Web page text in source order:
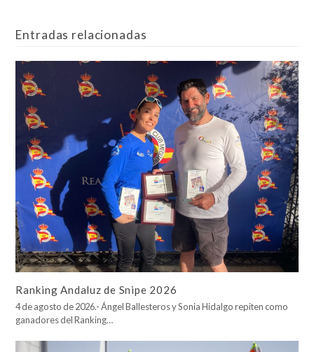
Entradas relacionadas
Ranking Andaluz de Snipe 2026
4 de agosto de 2026.- Ángel Ballesteros y Sonia Hidalgo repiten como
ganadores del Ranking…